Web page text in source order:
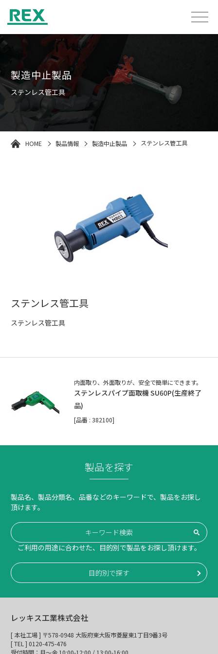
製造中止製品
ステンレス管工具
HOME 製品情報 製造中止製品 ステンレス管工具
ステンレス管工具
ステンレス管工具
内面取り、外面取りが、安全で簡単にできます。
ステンレスパイプ面取機 SU60P(生産終了
品)
[品番 : 382100]
製品を探す
製品名、製品分類名、品番などのキーワードで、製品をお探し
頂けます。
キーワード検索
ご利用の用途に合わせた、目的別で製品をお探し頂けます。
目的別で探す
レッキス工業株式会社
[ 本社工場 ] 〒578-0948 大阪府東大阪市菱屋東1丁目9番3号
[ TEL ] 0120-475-476